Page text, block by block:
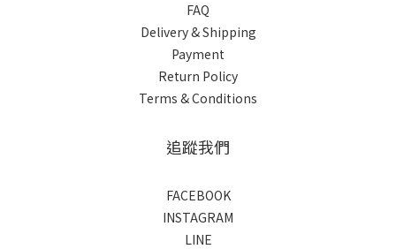
FAQ
Delivery & Shipping
Payment
Return Policy
Terms & Conditions
追蹤我們
FACEBOOK
INSTAGRAM
LINE